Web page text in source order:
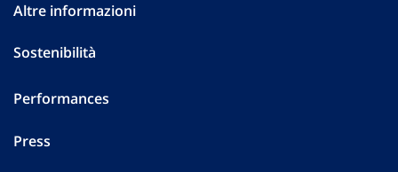
Altre informazioni
Sostenibilità
Performances
Press